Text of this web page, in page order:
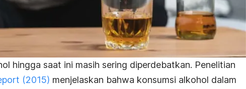
hingga saat ini masih sering diperdebatkan. Penelitian
(2015) menjelaskan bahwa konsumsi alkohol dalam